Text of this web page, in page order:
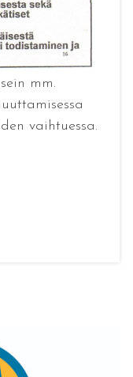
mm.
vaihtuessa.